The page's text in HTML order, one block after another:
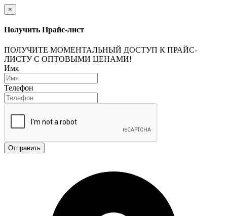
×
Получить Прайс-лист
ПОЛУЧИТЕ МОМЕНТАЛЬНЫЙ ДОСТУП К ПРАЙС-
ЛИСТУ С ОПТОВЫМИ ЦЕНАМИ!
Имя
Телефон
Отправить